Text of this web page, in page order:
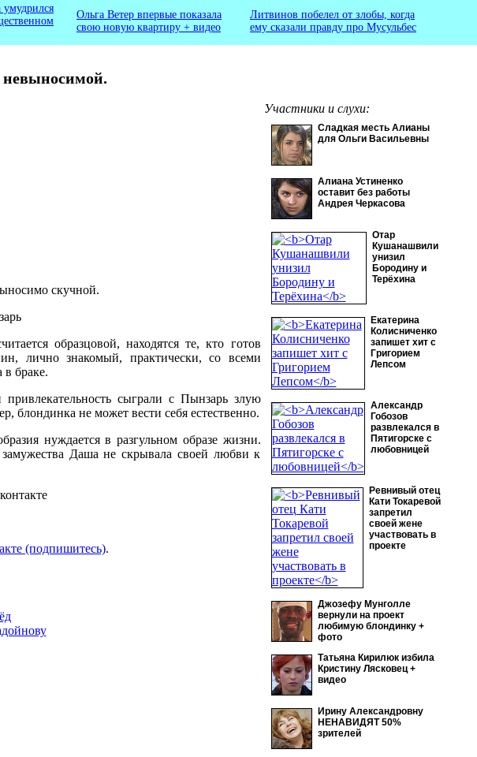
умудрился
Ольга Ветер впервые показала
свою новую квартиру + видео
Литвинов побелел от злобы, когда
ему сказали правду про Мусульбес
Участники и слухи:
Сладкая месть Алианы
для Ольги Васильевны
Алиана Устиненко
оставит без работы
Андрея Черкасова
Отар
Кушанашвили
унизил
Бородину и
Терёхина
Екатерина
Колисниченко
запишет хит с
Григорием
Лепсом
Александр
Гобозов
развлекался в
Пятигорске с
любовницей
Ревнивый отец
Кати Токаревой
запретил
своей жене
участвовать в
проекте
Джозефу Мунголле
вернули на проект
любимую блондинку +
фото
Татьяна Кирилюк избила
Кристину Лясковец +
видео
Ирину Александровну
НЕНАВИДЯТ 50%
зрителей
скучной.
образцовой, находятся те, кто готов
лично знакомый, практически, со всеми
в браке.
сыграли с Пынзарь злую
блондинка не может вести себя естественно.
нуждается в разгульном образе жизни.
Даша не скрывала своей любви к
(подпишитесь).